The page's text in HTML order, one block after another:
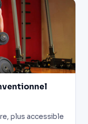
plus accessible